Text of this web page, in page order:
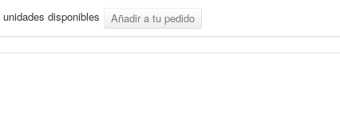
unidades disponibles